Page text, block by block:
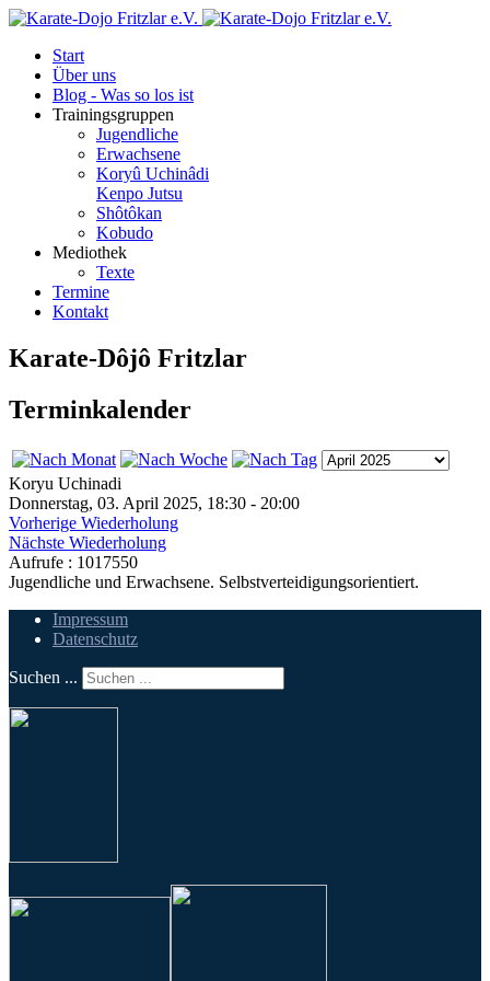
Start
Über uns
Blog - Was so los ist
Trainingsgruppen
Jugendliche
Erwachsene
Koryû Uchinâdi
Kenpo Jutsu
Shôtôkan
Kobudo
Mediothek
Texte
Termine
Kontakt
Karate-Dôjô Fritzlar
Terminkalender
Koryu Uchinadi
Donnerstag, 03. April 2025, 18:30 - 20:00
Vorherige Wiederholung
Nächste Wiederholung
Aufrufe : 1017550
Jugendliche und Erwachsene. Selbstverteidigungsorientiert.
Impressum
Datenschutz
Suchen ...